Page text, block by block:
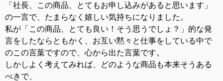
「社長、この商品、とてもお申し込みがあると思います」
の一言で、たまらなく嬉しい気持ちになりました。
私が「この商品、とても良い！そう思うでしょ？」的な発
言をしたならともかく、お互い黙々と仕事をしている中で
のこの言葉ですので、心から出た言葉です。
しかしよく考えてみれば、どのような商品も本来そうある
べきで、